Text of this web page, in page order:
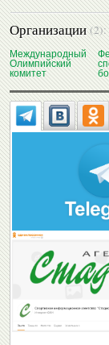
Организации(2):
Международный
Олимпийский
комитет